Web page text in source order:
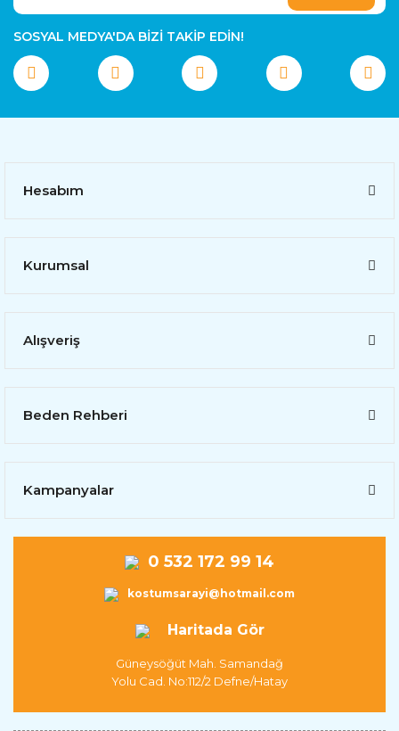
SOSYAL MEDYA'DA BİZİ TAKİP EDİN!
Hesabım
Kurumsal
Alışveriş
Beden Rehberi
Kampanyalar
0 532 172 99 14
kostumsarayi@hotmail.com
Haritada Gör
Güneysöğüt Mah. Samandağ
Yolu Cad. No:112/2 Defne/Hatay